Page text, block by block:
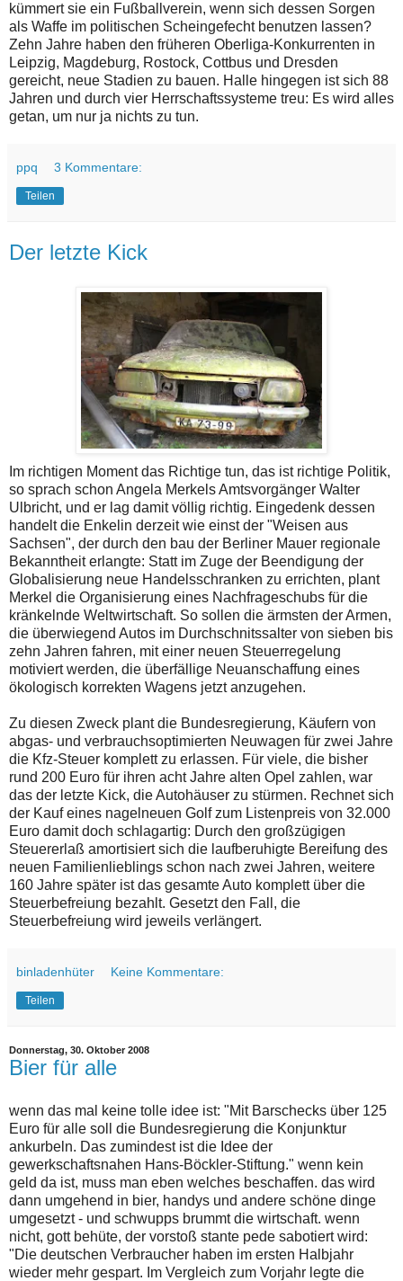
kümmert sie ein Fußballverein, wenn sich dessen Sorgen
als Waffe im politischen Scheingefecht benutzen lassen?
Zehn Jahre haben den früheren Oberliga-Konkurrenten in
Leipzig, Magdeburg, Rostock, Cottbus und Dresden
gereicht, neue Stadien zu bauen. Halle hingegen ist sich 88
Jahren und durch vier Herrschaftssysteme treu: Es wird alles
getan, um nur ja nichts zu tun.
ppq 3 Kommentare:
Teilen
Der letzte Kick
Im richtigen Moment das Richtige tun, das ist richtige Politik,
so sprach schon Angela Merkels Amtsvorgänger Walter
Ulbricht, und er lag damit völlig richtig. Eingedenk dessen
handelt die Enkelin derzeit wie einst der "Weisen aus
Sachsen", der durch den bau der Berliner Mauer regionale
Bekanntheit erlangte: Statt im Zuge der Beendigung der
Globalisierung neue Handelsschranken zu errichten, plant
Merkel die Organisierung eines Nachfrageschubs für die
kränkelnde Weltwirtschaft. So sollen die ärmsten der Armen,
die überwiegend Autos im Durchschnitssalter von sieben bis
zehn Jahren fahren, mit einer neuen Steuerregelung
motiviert werden, die überfällige Neuanschaffung eines
ökologisch korrekten Wagens jetzt anzugehen.
Zu diesen Zweck plant die Bundesregierung, Käufern von
abgas- und verbrauchsoptimierten Neuwagen für zwei Jahre
die Kfz-Steuer komplett zu erlassen. Für viele, die bisher
rund 200 Euro für ihren acht Jahre alten Opel zahlen, war
das der letzte Kick, die Autohäuser zu stürmen. Rechnet sich
der Kauf eines nagelneuen Golf zum Listenpreis von 32.000
Euro damit doch schlagartig: Durch den großzügigen
Steuererlaß amortisiert sich die laufberuhigte Bereifung des
neuen Familienlieblings schon nach zwei Jahren, weitere
160 Jahre später ist das gesamte Auto komplett über die
Steuerbefreiung bezahlt. Gesetzt den Fall, die
Steuerbefreiung wird jeweils verlängert.
binladenhüter Keine Kommentare:
Teilen
Donnerstag, 30. Oktober 2008
Bier für alle
wenn das mal keine tolle idee ist: "Mit Barschecks über 125
Euro für alle soll die Bundesregierung die Konjunktur
ankurbeln. Das zumindest ist die Idee der
gewerkschaftsnahen Hans-Böckler-Stiftung." wenn kein
geld da ist, muss man eben welches beschaffen. das wird
dann umgehend in bier, handys und andere schöne dinge
umgesetzt - und schwupps brummt die wirtschaft. wenn
nicht, gott behüte, der vorstoß stante pede sabotiert wird:
"Die deutschen Verbraucher haben im ersten Halbjahr
wieder mehr gespart. Im Vergleich zum Vorjahr legte die